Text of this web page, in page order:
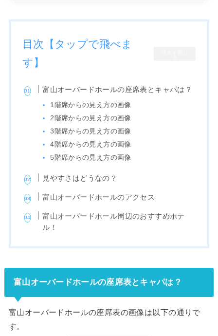
目次【タップで飛べま
す】
富山オーバードホールの座席表とキャパは？
1階席からの見え方の画像
2階席からの見え方の画像
3階席からの見え方の画像
4階席からの見え方の画像
5階席からの見え方の画像
見やすさはどうなの？
富山オーバードホールのアクセス
富山オーバードホール周辺のおすすめホテ
ル！
富山オーバードホールの座席表とキャパは？
富山オーバードホールの座席表の画像は以下の通りで
す。